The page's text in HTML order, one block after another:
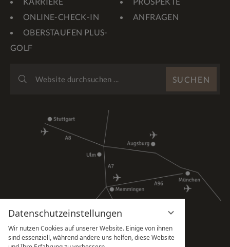
Datenschutzeinstellungen
Wir nutzen Cookies auf unserer Website. Einige von ihnen
sind essenziell, während andere uns helfen, diese Website
ONLINE-CHECK-IN
ANFRAGEN
OBERSTAUFEN PLUS-
GOLF
DURCHSUCHEN
SUCHEN